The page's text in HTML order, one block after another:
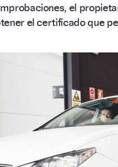
el
el certificado que